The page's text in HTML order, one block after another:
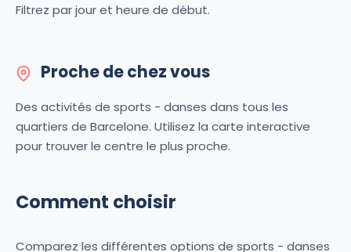
Filtrez par jour et heure de début.
Proche de chez vous
Des activités de sports - danses dans tous les
quartiers de Barcelone. Utilisez la carte interactive
pour trouver le centre le plus proche.
Comment choisir
Comparez les différentes options de sports - danses